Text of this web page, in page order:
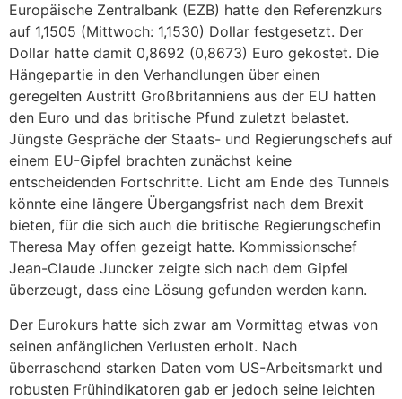
Europäische Zentralbank (EZB) hatte den Referenzkurs
auf 1,1505 (Mittwoch: 1,1530) Dollar festgesetzt. Der
Dollar hatte damit 0,8692 (0,8673) Euro gekostet. Die
Hängepartie in den Verhandlungen über einen
geregelten Austritt Großbritanniens aus der EU hatten
den Euro und das britische Pfund zuletzt belastet.
Jüngste Gespräche der Staats- und Regierungschefs auf
einem EU-Gipfel brachten zunächst keine
entscheidenden Fortschritte. Licht am Ende des Tunnels
könnte eine längere Übergangsfrist nach dem Brexit
bieten, für die sich auch die britische Regierungschefin
Theresa May offen gezeigt hatte. Kommissionschef
Jean-Claude Juncker zeigte sich nach dem Gipfel
überzeugt, dass eine Lösung gefunden werden kann.
Der Eurokurs hatte sich zwar am Vormittag etwas von
seinen anfänglichen Verlusten erholt. Nach
überraschend starken Daten vom US-Arbeitsmarkt und
robusten Frühindikatoren gab er jedoch seine leichten